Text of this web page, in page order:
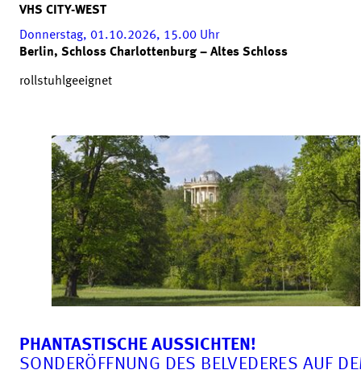
VHS CITY-WEST
Donnerstag, 01.10.2026, 15.00 Uhr
Berlin, Schloss Charlottenburg – Altes Schloss
rollstuhlgeeignet
PHANTASTISCHE AUSSICHTEN!
SONDERÖFFNUNG DES BELVEDERES AUF